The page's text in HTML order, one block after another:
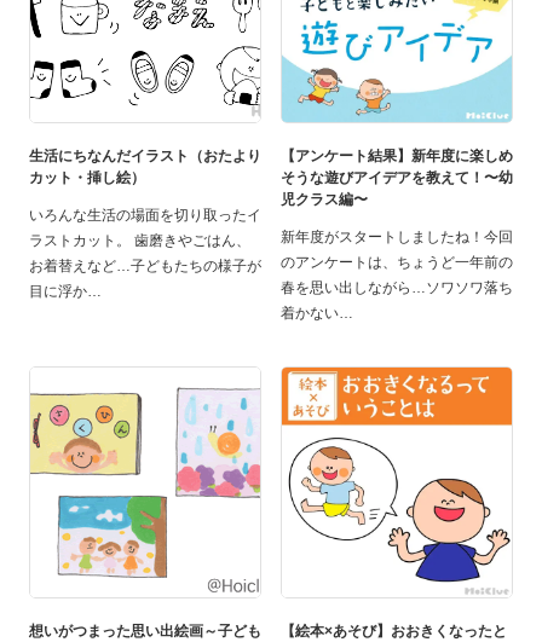
生活にちなんだイラスト（おたより
カット・挿し絵）
いろんな生活の場面を切り取ったイ
ラストカット。 歯磨きやごはん、
お着替えなど…子どもたちの様子が
目に浮か
【アンケート結果】新年度に楽しめ
そうな遊びアイデアを教えて！〜幼
児クラス編〜
新年度がスタートしましたね！今回
のアンケートは、ちょうど一年前の
春を思い出しながら…ソワソワ落ち
着かない
想いがつまった思い出絵画～子ども
【絵本×あそび】おおきくなったと